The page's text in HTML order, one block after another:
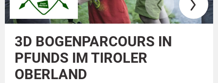
3D BOGENPARCOURS IN
PFUNDS IM TIROLER
OBERLAND